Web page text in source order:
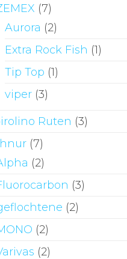
(7)
Aurora (2)
Extra Rock Fish (1)
Tip Top (1)
viper (3)
Ruten (3)
(7)
(2)
(3)
(2)
(2)
(2)